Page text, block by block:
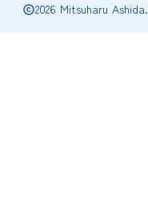
copyright2026 Mitsuharu Ashida.